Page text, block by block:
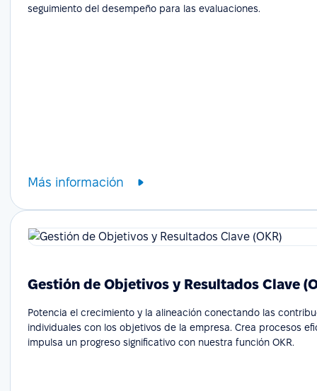
seguimiento del desempeño para las evaluaciones.
Más información
Gestión de Objetivos y Resultados Clave
Potencia el crecimiento y la alineación conectando las
individuales con los objetivos de la empresa. Crea procesos
impulsa un progreso significativo con nuestra función OKR.